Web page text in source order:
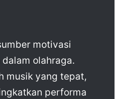
motivasi
olahraga.
musik yang tepat,
performa